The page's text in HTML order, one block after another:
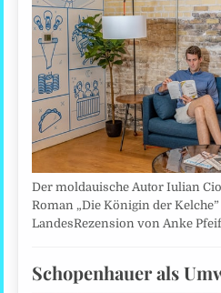
Der moldauische Autor Iulian
Roman „Die Königin der
LandesRezension von Anke
Schopenhauer als